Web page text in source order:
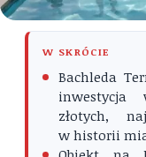
W SKRÓCIE
Bachleda
złotych,
w historii